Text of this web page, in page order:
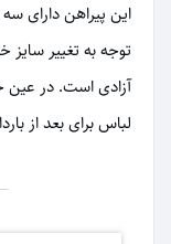
این پیراهن دارای
توجه به تغییر سایز
آزادی است. در
لباس برای بعد از